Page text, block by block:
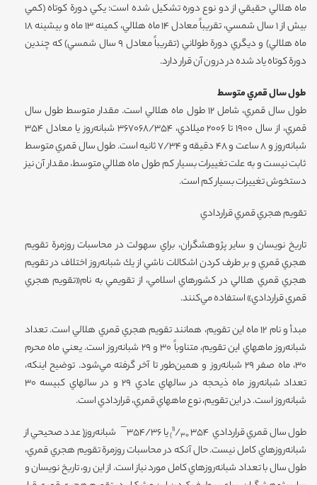
ماه هلالي حقيقي از دو نوع دوره تشكيل شده است: يكي دورة كوتاه (كمي
بيش از 1 سال شمسي، تقريباً معادل 14 ماه هلالي‌، كمينه 13 ماه و بيشينه 18
ماه هلالي) و ديگري دورة طولاني (تقريباً معادل 9 سال شمسي) كه چندين
دورة كوتاه ياد شده در درون آن قرار دارد.
طول سال قمري متوسط
طول سال قمري، شامل 12 طول ماه هلالي است. مقدار متوسط طول سال
قمري، از سال 1900 تا 2006 ميلادي، 367068/354 شبانه‌روز يا معادل 354
شبانه‌روز و 8 ساعت و 48 دقيقه و 7/34 ثانيه است. طول سال قمري متوسط
ثابت نيست و به علت تغييرات بسيار كم طول ماه هلالي متوسط، مقدار آن نيز
دستخوش تغييرات بسيار كم است.
تقويم هجري قمري قراردادي
تاريخ نويسان و ساير پژوهشگران، براي سهولت در محاسبات روزمرة تقويم
هجري قمري و بر طرف كردن اشكالات ناشي از يك شبانه‌روز اختلاف در تقويم
هجري قمري هلالي در كشورهاي اسلامي، از تقويمي به نام«تقويم هجري
قمري قراردادي» استفاده مي‌كنند.
مبدأ و نام 12 ماه اين تقويم، همانند تقويم هجري قمري هلالي است. تعداد
شبانه‌روز ماههاي اين تقويم، متناوباً 30 و 29 شبانه‌روز است. يعني ماه محرم
30، ماه صفر 29 شبانه‌روز و همين‌طور تا آخر گرفته مي‌شود. توضيح اينكه،
تعداد شبانه‌روز ماه ذيحجه در سالهاي عادي 29 و در سالهاي كبيسه 30
شبانه‌روز است. در اين تقويم، نوع ماههاي قمري، قراردادي است.
طول سال قمري قراردادي 354
11/30
)
يا 354/36¯ شبانه‌روز( عدد صحيحي از
شبانه‌روز‌هاي كامل نيست. حال آنكه در محاسبات روزمرة تقويم هجري قمري،
طول سال با تعداد شبانه‌روزهاي كامل مورد نياز است. از اين رو، تاريخ نويسان و